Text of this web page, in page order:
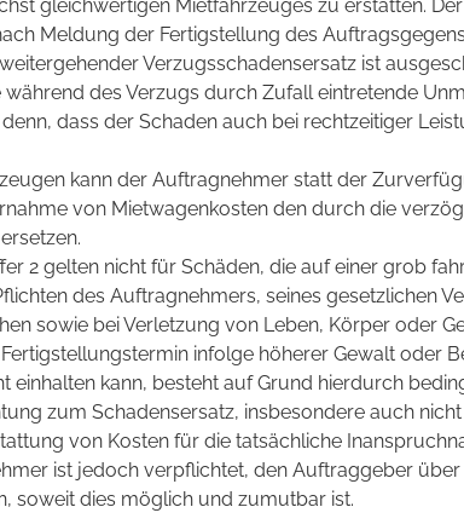
gleichwertigen Mietfahrzeuges zu erstatten.
Meldung der Fertigstellung des
Verzugsschadensersatz ist
des Verzugs durch Zufall eintretende
dass der Schaden auch bei rechtzeitiger
kann der Auftragnehmer statt der
von Mietwagenkosten den durch die
2 gelten nicht für Schäden, die auf einer grob
des Auftragnehmers, seines gesetzlichen
sowie bei Verletzung von Leben, Körper oder
infolge höherer Gewalt oder
einhalten kann, besteht auf Grund hierdurch
zum Schadensersatz, insbesondere auch
von Kosten für die tatsächliche
ist jedoch verpflichtet, den Auftraggeber über
soweit dies möglich und zumutbar ist.